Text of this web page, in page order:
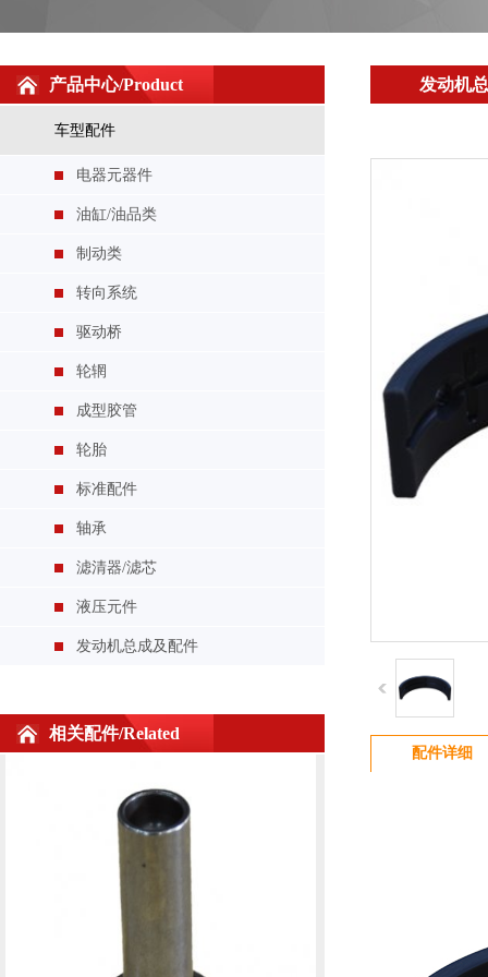
产品中心/Product
车型配件
电器元器件
油缸/油品类
制动类
转向系统
驱动桥
轮辋
成型胶管
轮胎
标准配件
轴承
滤清器/滤芯
液压元件
发动机总成及配件
相关配件/Related
新柴490/495惰齿轮衬套
新柴490连杆
发动机
配件详细